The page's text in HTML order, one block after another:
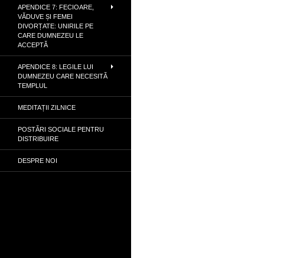
APENDICE 7: FECIOARE,
VĂDUVE ȘI FEMEI
DIVORȚATE: UNIRILE PE
CARE DUMNEZEU LE
ACCEPTĂ
APENDICE 8: LEGILE LUI
DUMNEZEU CARE NECESITĂ
TEMPLUL
MEDITAȚII ZILNICE
POSTĂRI SOCIALE PENTRU
DISTRIBUIRE
DESPRE NOI